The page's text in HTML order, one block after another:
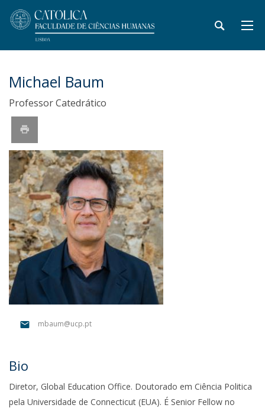
Michael Baum
Professor Catedrático
mbaum@ucp.pt
Bio
Diretor, Global Education Office. Doutorado em Ciência Politica
pela Universidade de Connecticut (EUA). É Senior Fellow no